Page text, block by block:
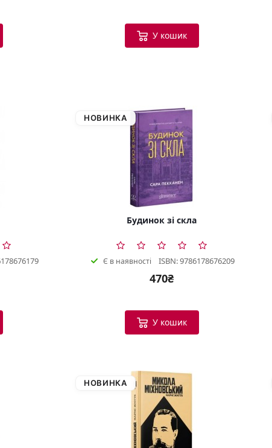
У кошик
НОВИНКА
Будинок зі скла
Є в наявності ISBN: 9786178676209
470₴
У кошик
НОВИНКА